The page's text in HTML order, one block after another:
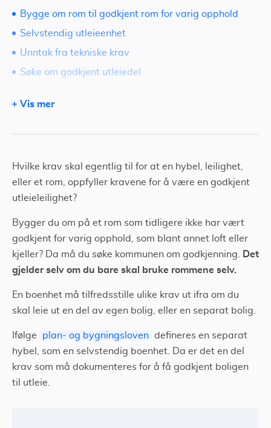
Hvilke krav skal egentlig til for at en hybel, leilighet,
eller et rom, oppfyller kravene for å være en godkjent
utleieleilighet?
Bygger du om på et rom som tidligere ikke har vært
godkjent for varig opphold, som blant annet loft eller
kjeller? Da må du søke kommunen om godkjenning. Det
gjelder selv om du bare skal bruke rommene selv.
En boenhet må tilfredsstille ulike krav ut ifra om du
skal leie ut en del av egen bolig, eller en separat bolig.
Ifølge plan- og bygningsloven defineres en separat
hybel, som en selvstendig boenhet. Da er det en del
krav som må dokumenteres for å få godkjent boligen
til utleie.
Bygge om rom til godkjent rom for varig opphold
Selvstendig utleieenhet
Unntak fra tekniske krav
Søke om godkjent utleiedel
Vis mer